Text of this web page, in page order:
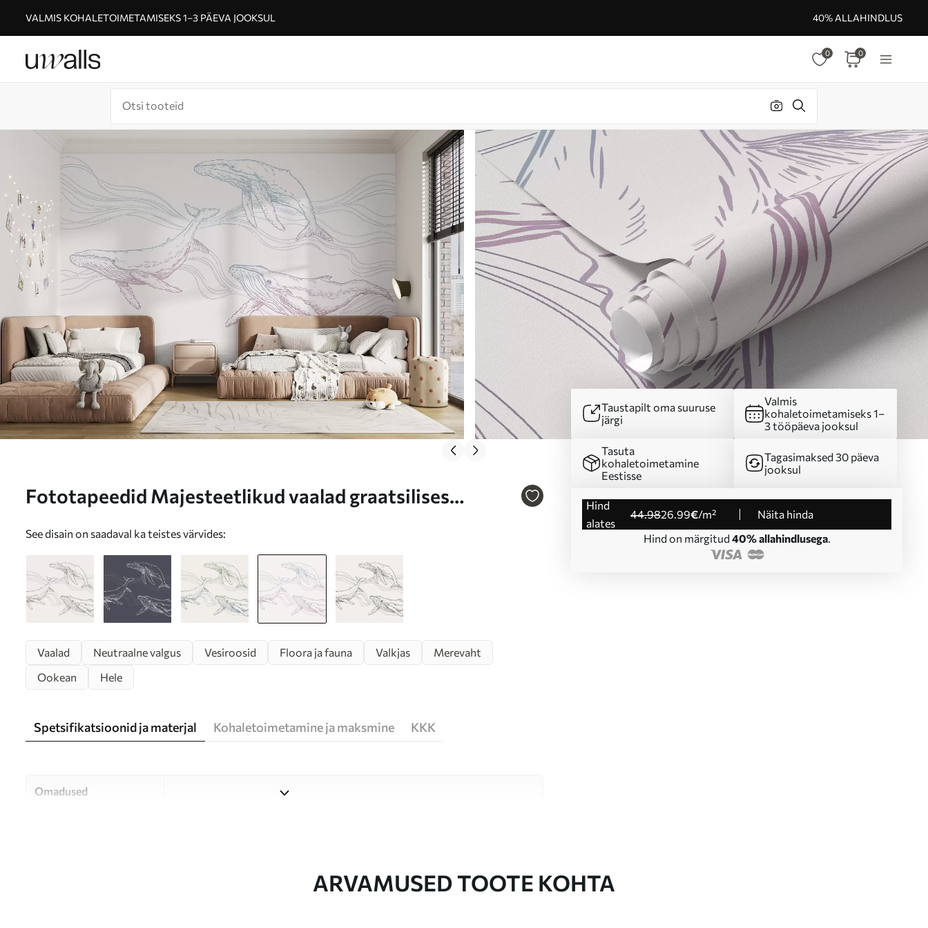
VALMIS KOHALETOIMETAMISEKS 1–3 PÄEVA JOOKSUL 40% ALLAHINDLUS
0 0
Fototapeedid Majesteetlikud vaalad graatsilises
See disain on saadaval ka teistes värvides:
Taustapilt oma suuruse
järgi
Valmis
kohaletoimetamiseks 1–
3 tööpäeva jooksul
Tasuta
kohaletoimetamine
Eestisse
Tagasimaksed 30 päeva
jooksul
Hind
alates
44.9826.99€/m²
Näita hinda
Hind on märgitud 40% allahindlusega.
Vaalad Neutraalne valgus Vesiroosid Floora ja fauna Valkjas
Merevaht
Ookean
Hele
Spetsifikatsioonid ja materjal Kohaletoimetamine ja maksmine KKK
Omadused
ARVAMUSED TOOTE KOHTA